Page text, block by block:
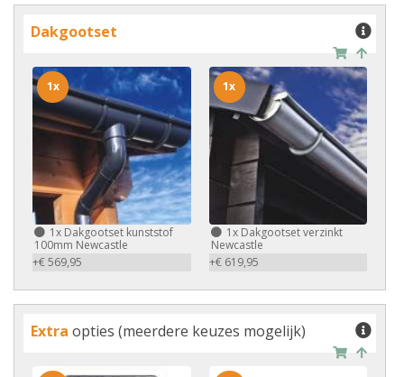
Dakgootset
1x Dakgootset kunststof
100mm Newcastle
+€ 569,95
1x
1xDakgootset verzinkt
Newcastle
+€ 619,95
1x
Extra opties (meerdere keuzes mogelijk)